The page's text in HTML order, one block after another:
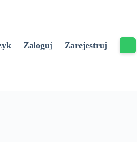
Zaloguj Zarejestruj